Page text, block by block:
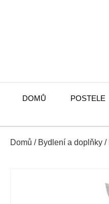
DOMŮ POSTELE
Domů / Bydlení a doplňky /